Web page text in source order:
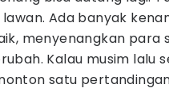
Ada banyak
menyenangkan para
Kalau musim lalu
satu